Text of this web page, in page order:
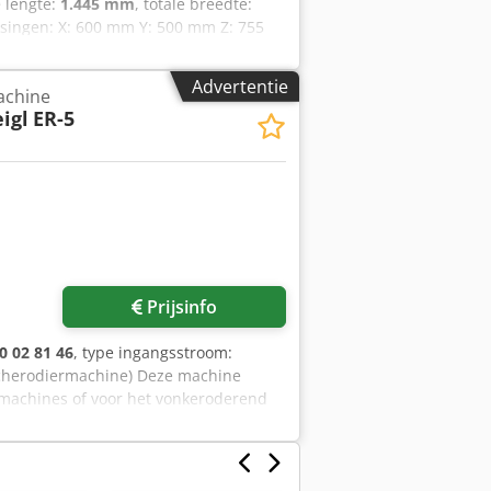
X: 600 mm Y: 500 mm Z: 755
(B x D x H): 1975 x 1445 x 2280
mm Gebruikbare
elektrodelengte: 800 mm
3Ø 380V 50~60Hz (aanpasbaar)
Benodigde persluchtdruk: 5 bar
Advertentie
ER-5
Prijsinfo
02 81 46, type ingangsstroom:
Deze machine
of voor het vonkeroderend
ruimers) uit kostbare werkstukken.
materiaal te beschadigen. Csdsy